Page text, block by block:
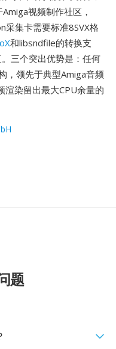
视频制作社区，
集卡需要标准8SVX格
和libsndfile的转换支
三个突出优势是：任何
，领先于典型Amiga音频
染留出最大CPU余量的
题